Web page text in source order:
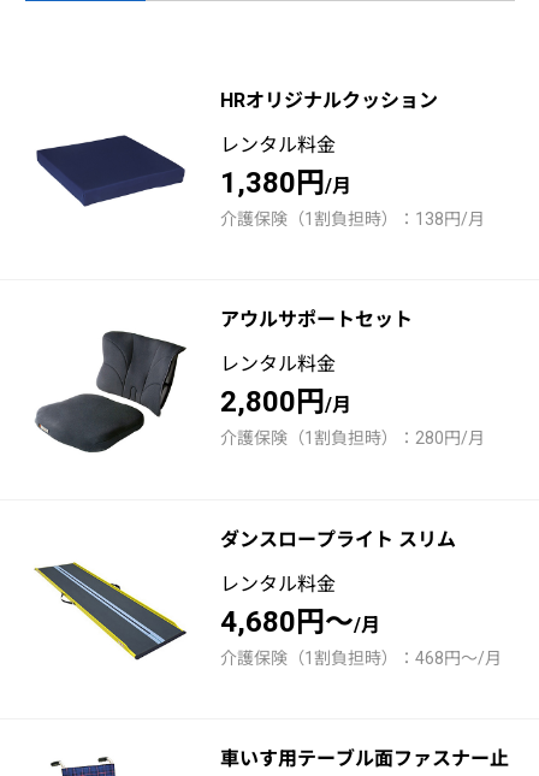
HRオリジナルクッション
レンタル料金
1,380円/月
介護保険（1割負担時）：138円/月
アウルサポートセット
レンタル料金
2,800円/月
介護保険（1割負担時）：280円/月
ダンスロープライト スリム
レンタル料金
4,680円～/月
介護保険（1割負担時）：468円～/月
車いす用テーブル面ファスナー止